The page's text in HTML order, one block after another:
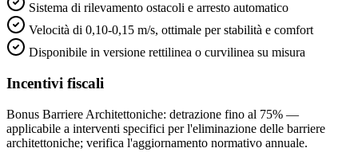
Sistema di rilevamento ostacoli e arresto automatico
Velocità di 0,10-0,15 m/s, ottimale per stabilità e comfort
Disponibile in versione rettilinea o curvilinea su misura
Incentivi fiscali
Bonus Barriere Architettoniche: detrazione fino al 75% —
applicabile a interventi specifici per l'eliminazione delle barriere
architettoniche; verifica l'aggiornamento normativo annuale.